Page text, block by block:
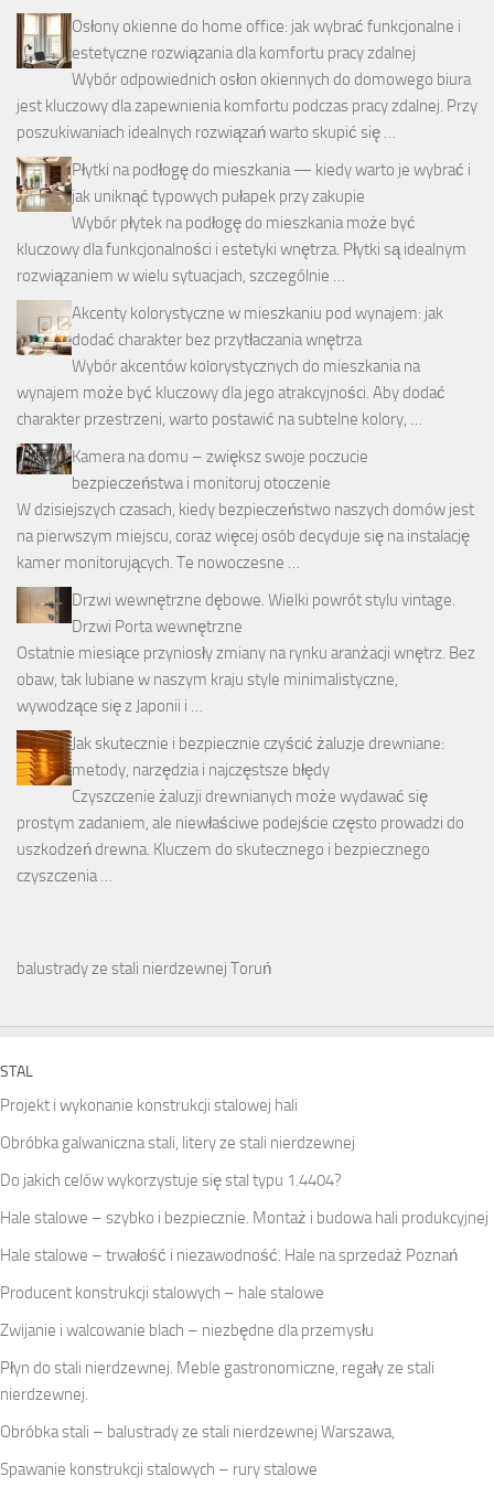
Osłony okienne do home office: jak wybrać funkcjonalne i
estetyczne rozwiązania dla komfortu pracy zdalnej
Wybór odpowiednich osłon okiennych do domowego biura
jest kluczowy dla zapewnienia komfortu podczas pracy zdalnej. Przy
poszukiwaniach idealnych rozwiązań warto skupić się …
Płytki na podłogę do mieszkania — kiedy warto je wybrać i
jak uniknąć typowych pułapek przy zakupie
Wybór płytek na podłogę do mieszkania może być
kluczowy dla funkcjonalności i estetyki wnętrza. Płytki są idealnym
rozwiązaniem w wielu sytuacjach, szczególnie …
Akcenty kolorystyczne w mieszkaniu pod wynajem: jak
dodać charakter bez przytłaczania wnętrza
Wybór akcentów kolorystycznych do mieszkania na
wynajem może być kluczowy dla jego atrakcyjności. Aby dodać
charakter przestrzeni, warto postawić na subtelne kolory, …
Kamera na domu – zwiększ swoje poczucie
bezpieczeństwa i monitoruj otoczenie
W dzisiejszych czasach, kiedy bezpieczeństwo naszych domów jest
na pierwszym miejscu, coraz więcej osób decyduje się na instalację
kamer monitorujących. Te nowoczesne …
Drzwi wewnętrzne dębowe. Wielki powrót stylu vintage.
Drzwi Porta wewnętrzne
Ostatnie miesiące przyniosły zmiany na rynku aranżacji wnętrz. Bez
obaw, tak lubiane w naszym kraju style minimalistyczne,
wywodzące się z Japonii i …
Jak skutecznie i bezpiecznie czyścić żaluzje drewniane:
metody, narzędzia i najczęstsze błędy
Czyszczenie żaluzji drewnianych może wydawać się
prostym zadaniem, ale niewłaściwe podejście często prowadzi do
uszkodzeń drewna. Kluczem do skutecznego i bezpiecznego
czyszczenia …
balustrady ze stali nierdzewnej Toruń
STAL
Projekt i wykonanie konstrukcji stalowej hali
Obróbka galwaniczna stali, litery ze stali nierdzewnej
Do jakich celów wykorzystuje się stal typu 1.4404?
Hale stalowe – szybko i bezpiecznie. Montaż i budowa hali produkcyjnej
Hale stalowe – trwałość i niezawodność. Hale na sprzedaż Poznań
Producent konstrukcji stalowych – hale stalowe
Zwijanie i walcowanie blach – niezbędne dla przemysłu
Płyn do stali nierdzewnej. Meble gastronomiczne, regały ze stali
nierdzewnej.
Obróbka stali – balustrady ze stali nierdzewnej Warszawa,
Spawanie konstrukcji stalowych – rury stalowe